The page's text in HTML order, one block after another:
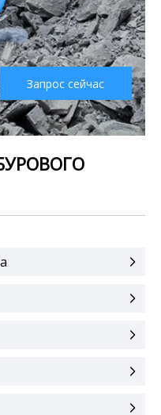
Запрос сейчас